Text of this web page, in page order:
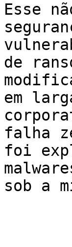
Esse
de
em
falha
foi
sob a